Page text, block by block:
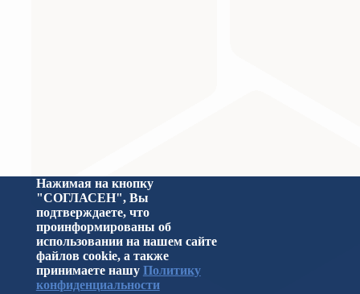
Нажимая на кнопку
"СОГЛАСЕН", Вы
подтверждаете, что
проинформированы об
использовании на нашем сайте
файлов cookie, а также
принимаете нашу Политику
конфиденциальности